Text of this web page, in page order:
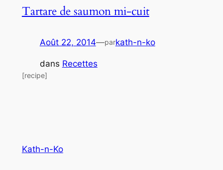
Tartare de saumon mi-cuit
Août 22, 2014—parkath-n-ko
dans Recettes
[recipe]
Kath-n-Ko